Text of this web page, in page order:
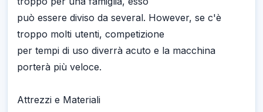
può essere diviso da several. However, se c'è
troppo molti utenti, competizione
per tempi di uso diverrà acuto e la macchina
porterà più veloce.
Attrezzi e Materiali